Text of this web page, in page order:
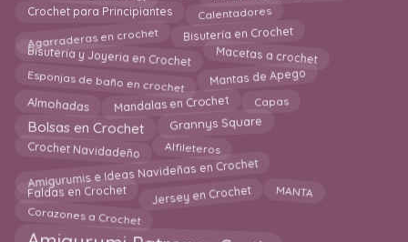
Crochet para Principiantes Calentadores
Agarraderas en crochet Bisutería en Crochet
Bisuteria y Joyeria en Crochet Macetas a crochet
Esponjas de baño en crochet Mantas de Apego
Almohadas Mandalas en Crochet Capas
Bolsas en Crochet Grannys Square
Crochet Navidadeño Alfileteros
Amigurumis e Ideas Navideñas en Crochet
Faldas en Crochet Jersey en Crochet MANTA
Corazones a Crochet